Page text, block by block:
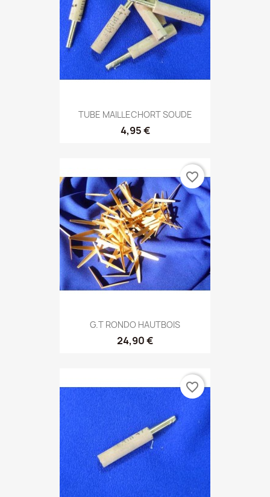
TUBE MAILLECHORT SOUDE
4,95 €
G.T RONDO HAUTBOIS
24,90 €
favorite_border
favorite_border